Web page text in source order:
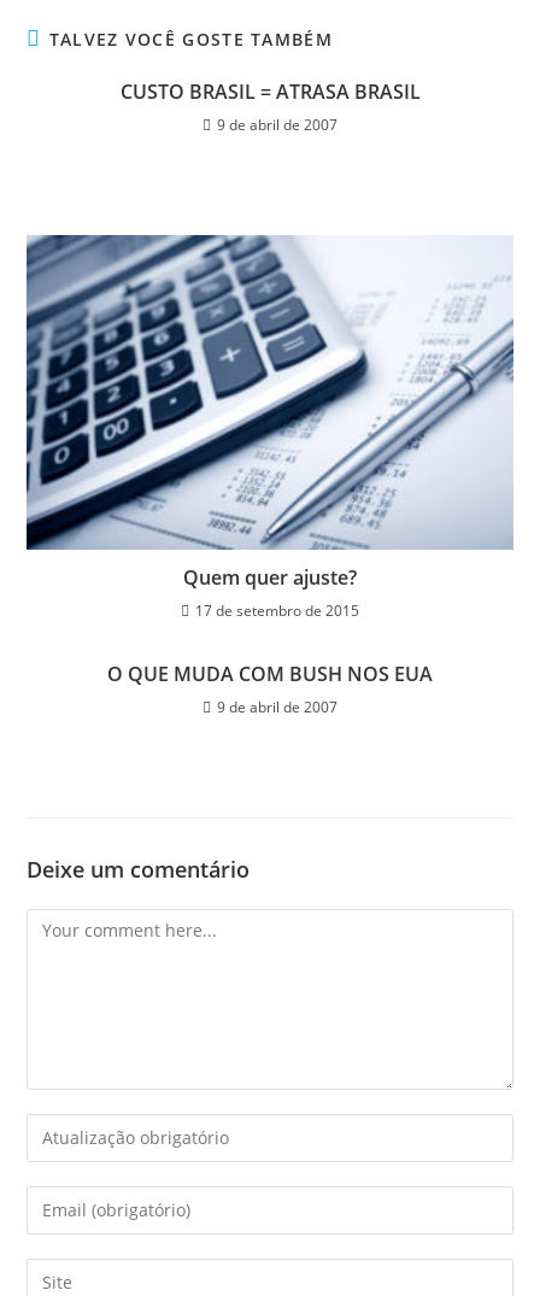
TALVEZ VOCÊ GOSTE TAMBÉM
CUSTO BRASIL = ATRASA BRASIL
9 de abril de 2007
Quem quer ajuste?
17 de setembro de 2015
O QUE MUDA COM BUSH NOS EUA
9 de abril de 2007
Deixe um comentário